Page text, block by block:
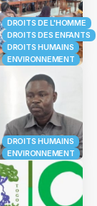
DROITS DE L'HOMME
DROITS DES ENFANTS
DROITS HUMAINS
ENVIRONNEMENT
DROITS HUMAINS
ENVIRONNEMENT